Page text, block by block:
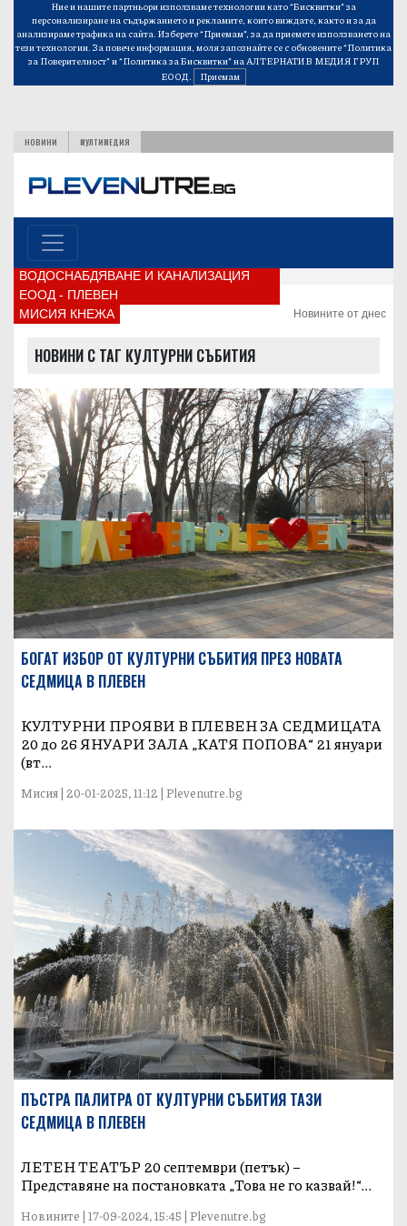
Ние и нашите партньори използваме технологии като “Бисквитки” за
персонализиране на съдържанието и рекламите, които виждате, както и за да
анализираме трафика на сайта. Изберете “Приемам”, за да приемете използването на
тези технологии. За повече информация, моля запознайте се с обновените“Политика
за Поверителност”и“Политика за Бисквитки”на АЛТЕРНАТИВ МЕДИЯ ГРУП
ЕООД.
Приемам
НОВИНИ МУЛТИМЕДИЯ
ВОДОСНАБДЯВАНЕ И КАНАЛИЗАЦИЯ
ЕООД - ПЛЕВЕН
МИСИЯ КНЕЖА
Новините от днес
НОВИНИ С ТАГ КУЛТУРНИ СЪБИТИЯ
БОГАТ ИЗБОР ОТ КУЛТУРНИ СЪБИТИЯ ПРЕЗ НОВАТА
СЕДМИЦА В ПЛЕВЕН
КУЛТУРНИ ПРОЯВИ В ПЛЕВЕН ЗА СЕДМИЦАТА
20 до 26 ЯНУАРИ ЗАЛА „КАТЯ ПОПОВА“ 21 януари
(вт...
Мисия | 20-01-2025, 11:12 | Plevenutre.bg
ПЪСТРА ПАЛИТРА ОТ КУЛТУРНИ СЪБИТИЯ ТАЗИ
СЕДМИЦА В ПЛЕВЕН
ЛЕТЕН ТЕАТЪР 20 септември (петък) –
Представяне на постановката „Това не го казвай!“...
Новините | 17-09-2024, 15:45 | Plevenutre.bg